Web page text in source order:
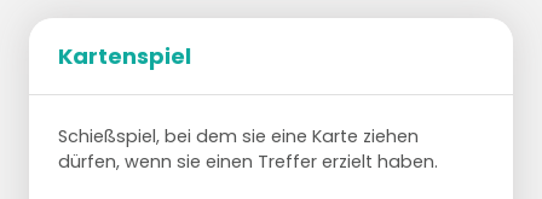
Kartenspiel
Schießspiel, bei dem sie eine Karte ziehen
dürfen, wenn sie einen Treffer erzielt haben.